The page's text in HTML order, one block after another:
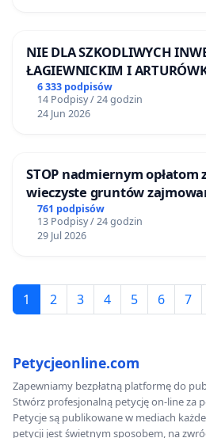
NIE DLA SZKODLIWYCH
ŁAGIEWNICKIM I
6 333 podpisów
14 Podpisy / 24 godzin
24 Jun 2026
STOP nadmiernym
wieczyste gruntów
ogrody działkowe.
761 podpisów
13 Podpisy / 24 godzin
29 Jul 2026
1 2 3 4 5 6 7
Petycjeonline.com
Zapewniamy bezpłatną platformę do
Stwórz profesjonalną petycję on-line za
Petycje są publikowane w mediach
petycji jest świetnym sposobem, na